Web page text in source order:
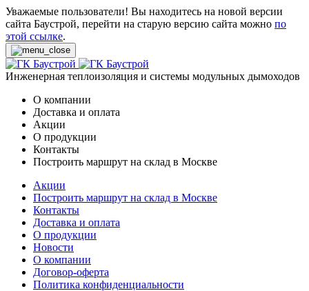
Уважаемые пользователи! Вы находитесь на новой версии
сайта Баустрой, перейти на старую версию сайта можно по
этой ссылке.
Инженерная теплоизоляция и системы модульных дымоходов
О компании
Доставка и оплата
Акции
О продукции
Контакты
Построить маршрут на склад в Москве
Акции
Построить маршрут на склад в Москве
Контакты
Доставка и оплата
О продукции
Новости
О компании
Договор-оферта
Политика конфиденциальности